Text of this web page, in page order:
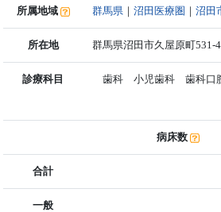
所属地域 群馬県 ｜沼田医療圏 ｜沼田
所在地 群馬県沼田市久屋原町531-4
診療科目 歯科 小児歯科 歯科口
病床数
合計
一般